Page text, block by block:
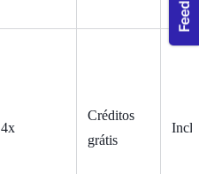
4x
Créditos
grátis